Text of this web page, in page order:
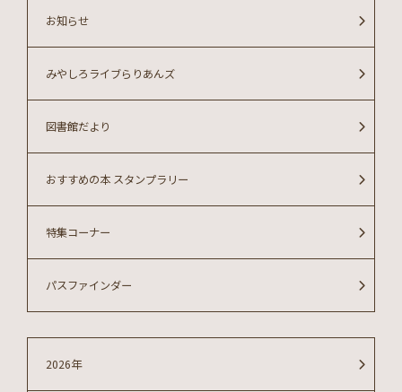
お知らせ
みやしろライブらりあんズ
図書館だより
おすすめの本 スタンプラリー
特集コーナー
パスファインダー
2026年